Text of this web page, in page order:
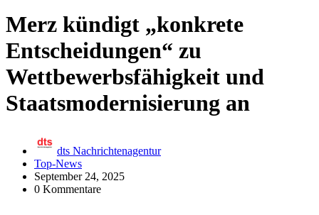
Merz kündigt „konkrete
Entscheidungen“ zu
Wettbewerbsfähigkeit und
Staatsmodernisierung an
dts Nachrichtenagentur
Top-News
September 24, 2025
0 Kommentare